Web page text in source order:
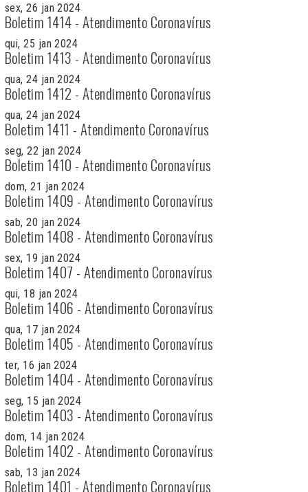
sex, 26 jan 2024
Boletim 1414 - Atendimento Coronavírus
qui, 25 jan 2024
Boletim 1413 - Atendimento Coronavírus
qua, 24 jan 2024
Boletim 1412 - Atendimento Coronavírus
qua, 24 jan 2024
Boletim 1411 - Atendimento Coronavírus
seg, 22 jan 2024
Boletim 1410 - Atendimento Coronavírus
dom, 21 jan 2024
Boletim 1409 - Atendimento Coronavírus
sab, 20 jan 2024
Boletim 1408 - Atendimento Coronavírus
sex, 19 jan 2024
Boletim 1407 - Atendimento Coronavírus
qui, 18 jan 2024
Boletim 1406 - Atendimento Coronavírus
qua, 17 jan 2024
Boletim 1405 - Atendimento Coronavírus
ter, 16 jan 2024
Boletim 1404 - Atendimento Coronavírus
seg, 15 jan 2024
Boletim 1403 - Atendimento Coronavírus
dom, 14 jan 2024
Boletim 1402 - Atendimento Coronavírus
sab, 13 jan 2024
Boletim 1401 - Atendimento Coronavírus